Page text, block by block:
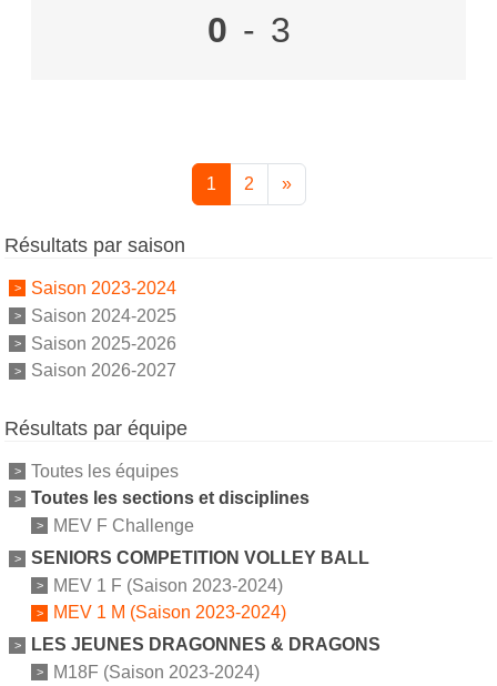
0 - 3
1 2 »
Résultats par saison
Saison 2023-2024
Saison 2024-2025
Saison 2025-2026
Saison 2026-2027
Résultats par équipe
Toutes les équipes
Toutes les sections et disciplines
MEV F Challenge
SENIORS COMPETITION VOLLEY BALL
MEV 1 F (Saison 2023-2024)
MEV 1 M (Saison 2023-2024)
LES JEUNES DRAGONNES & DRAGONS
M18F (Saison 2023-2024)